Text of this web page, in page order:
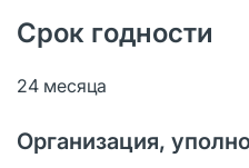
Срок годности
24 месяца
Организация,